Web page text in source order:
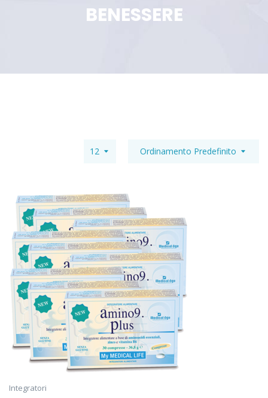
BENESSERE
Ordinamento Predefinito
12
Integratori